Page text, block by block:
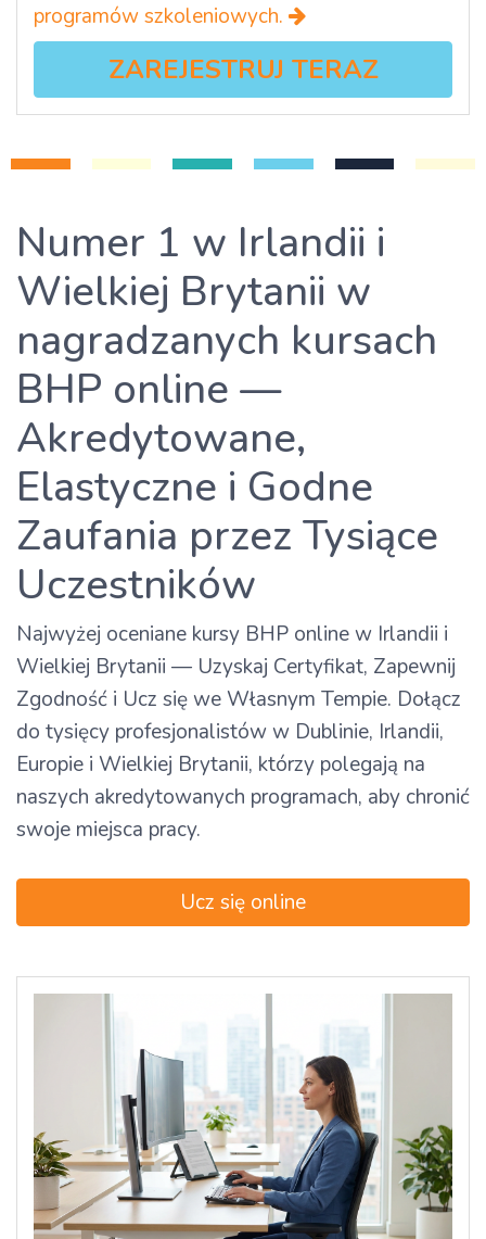
programów szkoleniowych.
ZAREJESTRUJ TERAZ
Numer 1 w Irlandii i
Wielkiej Brytanii w
nagradzanych kursach
BHP online —
Akredytowane,
Elastyczne i Godne
Zaufania przez Tysiące
Uczestników
Najwyżej oceniane kursy BHP online w Irlandii i
Wielkiej Brytanii — Uzyskaj Certyfikat, Zapewnij
Zgodność i Ucz się we Własnym Tempie. Dołącz
do tysięcy profesjonalistów w Dublinie, Irlandii,
Europie i Wielkiej Brytanii, którzy polegają na
naszych akredytowanych programach, aby chronić
swoje miejsca pracy.
Ucz się online